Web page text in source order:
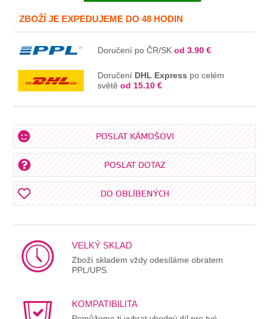
V KOŠÍKU
ZBOŽÍ JE EXPEDUJEME DO 48 HODIN
Doručení po ČR/SKod 3.90 €
Doručení DHL Express po celém
světěod 15.10 €
POSLAT KÁMOŠOVI
POSLAT DOTAZ
DO OBLÍBENÝCH
VELKÝ SKLAD
Zboží skladem vždy odesíláme obratem
PPL/UPS.
KOMPATIBILITA